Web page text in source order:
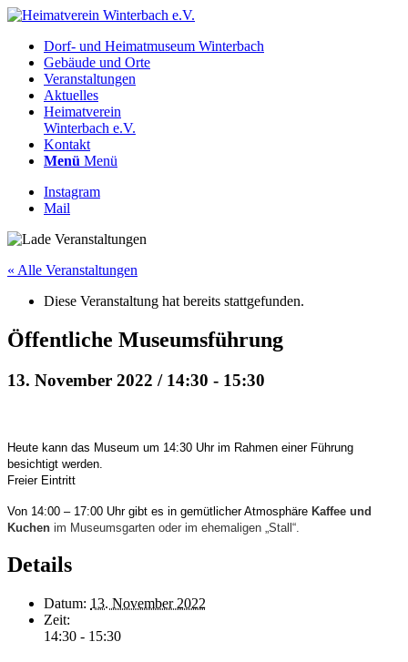
Dorf- und Heimatmuseum Winterbach
Gebäude und Orte
Veranstaltungen
Aktuelles
Heimatverein
Winterbach e.V.
Kontakt
Menü Menü
Instagram
Mail
« Alle Veranstaltungen
Diese Veranstaltung hat bereits stattgefunden.
Öffentliche Museumsführung
13. November 2022 / 14:30 - 15:30
Heute kann das Museum um 14:30 Uhr im Rahmen einer Führung
besichtigt werden.
Freier Eintritt
Von 14:00 – 17:00 Uhr gibt es in gemütlicher Atmosphäre Kaffee und
Kuchen im Museumsgarten oder im ehemaligen „Stall“.
Details
Datum: 13. November 2022
Zeit:
14:30 - 15:30